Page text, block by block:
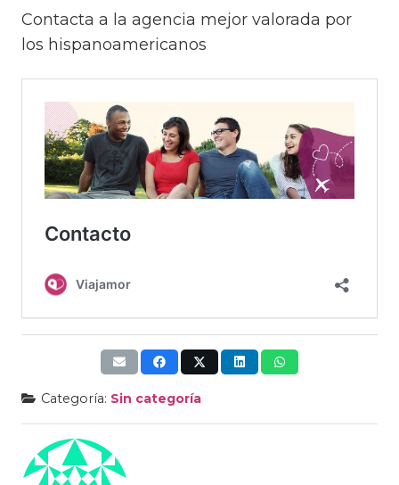
Contacta a la agencia mejor valorada por
los hispanoamericanos
Categoría: Sin categoría